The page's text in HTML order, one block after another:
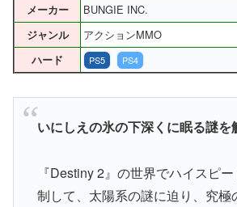
メーカー BUNGIE INC.
ジャンル アクションMMO
ハード PS5 PS4
いにしえの氷の下深くに眠る謎を
『Destiny 2』の世界でハイスピ
制して、太陽系の謎に迫り、究極